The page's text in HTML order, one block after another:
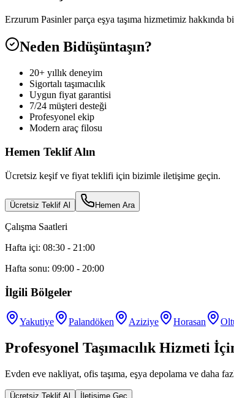
Erzurum Pasinler parça eşya taşıma hizmetimiz
Neden Bidüşüntaşın?
20+ yıllık deneyim
Sigortalı taşımacılık
Uygun fiyat garantisi
7/24 müşteri desteği
Profesyonel ekip
Modern araç filosu
Hemen Teklif Alın
Ücretsiz keşif ve fiyat teklifi için bizimle iletişime geçin.
Ücretsiz Teklif Al Hemen Ara
Çalışma Saatleri
Hafta içi: 08:30 - 21:00
Hafta sonu: 09:00 - 20:00
İlgili Bölgeler
Yakutiye Palandöken Aziziye Horasan
Profesyonel Taşımacılık Hizmeti
Evden eve nakliyat, ofis taşıma, eşya depolama ve daha
Ücretsiz Teklif Al İletişime Geç